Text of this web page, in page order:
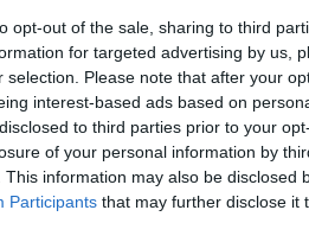
opt-out of the sale, sharing to third
for targeted advertising by us,
selection. Please note that after your
interest-based ads based on
to third parties prior to your
of your personal information by
This information may also be disclosed
Participants that may further disclose it
ONLINE NŐI MAGAZIN